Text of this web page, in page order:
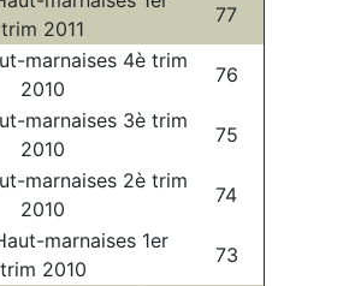
trim 2011
77
marnaises 4è trim
2010
76
marnaises 3è trim
2010
75
marnaises 2è trim
2010
74
marnaises 1er
trim 2010
73